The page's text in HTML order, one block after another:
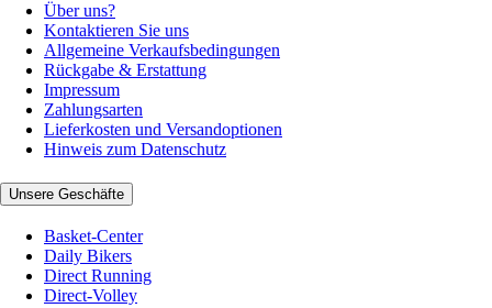
Über uns?
Kontaktieren Sie uns
Allgemeine Verkaufsbedingungen
Rückgabe & Erstattung
Impressum
Zahlungsarten
Lieferkosten und Versandoptionen
Hinweis zum Datenschutz
Unsere Geschäfte
Basket-Center
Daily Bikers
Direct Running
Direct-Volley